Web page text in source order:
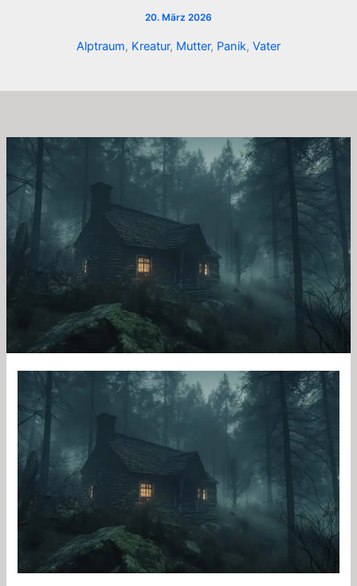
20. März 2026
Alptraum, Kreatur, Mutter, Panik, Vater